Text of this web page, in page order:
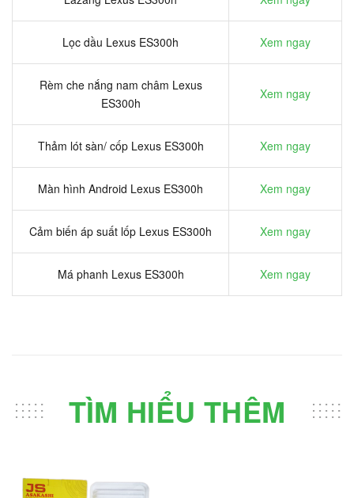
Lọc dầu Lexus ES300h Xem ngay
Rèm che nắng nam châm Lexus
ES300h
Xem ngay
Thảm lót sàn/ cốp Lexus ES300h Xem ngay
Màn hình Android Lexus ES300h Xem ngay
Cảm biến áp suất lốp Lexus ES300h Xem ngay
Má phanh Lexus ES300h Xem ngay
TÌM HIỂU THÊM